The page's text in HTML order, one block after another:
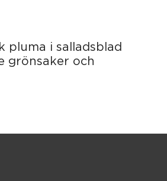
pluma i salladsblad
grönsaker och